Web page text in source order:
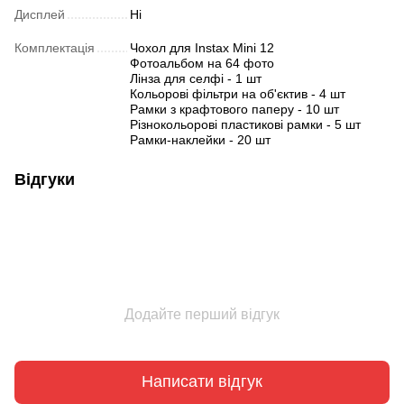
Дисплей Ні
Комплектація
Чохол для Instax Mini 12
Фотоальбом на 64 фото
Лінза для селфі - 1 шт
Кольорові фільтри на об'єктив - 4 шт
Рамки з крафтового паперу - 10 шт
Різнокольорові пластикові рамки - 5 шт
Рамки-наклейки - 20 шт
Відгуки
Додайте перший відгук
Написати відгук